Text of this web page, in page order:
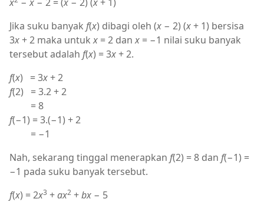
Jika suku banyak f(x) dibagi oleh (x − 2) (x+ 1) bersisa
3x+ 2 maka untukx = 2 danx = −1 nilai suku banyak
tersebut adalah f(x) = 3x+ 2.
f(x) = 3x+ 2
f(2) = 3.2 + 2
= 8
f(−1) = 3.(−1) + 2
= −1
Nah, sekarang tinggal menerapkan f(2) = 8 dan f(−1) =
−1 pada suku banyak tersebut.
f(x) = 2x3 +ax2 +bx − 5